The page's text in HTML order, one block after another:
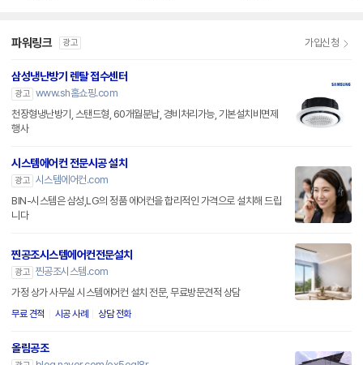
파워링크 광고 가입신청
삼성냉난방기 렌탈 접수센터
광고 www.sh홈쇼핑.com
천장형냉난방기, 스탠드형, 60개월분납, 경비처리가능, 기본설치비면제
행사
시스템에어컨 전문시공 설치
광고 시스템에어컨.com
BIN-시스템은 삼성,LG의 정품 에어컨을 합리적인 가격으로 설치해 드립
니다
찐공조시스템에어컨전문설치
광고 찐공조시스템.com
가정 상가 사무실 시스템에어컨 설치 전문, 무료방문견적 상담
무료 견적 시공 사례 상담 전화
올림공조